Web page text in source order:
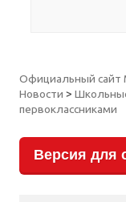
Официальный сайт
Новости >
первоклассниками
Версия для